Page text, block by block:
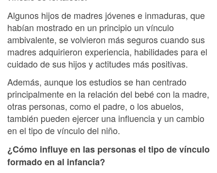
Algunos hijos de madres jóvenes e inmaduras, que
habían mostrado en un principio un vínculo
ambivalente, se volvieron más seguros cuando sus
madres adquirieron experiencia, habilidades para el
cuidado de sus hijos y actitudes más positivas.
Además, aunque los estudios se han centrado
principalmente en la relación del bebé con la madre,
otras personas, como el padre, o los abuelos,
también pueden ejercer una influencia y un cambio
en el tipo de vínculo del niño.
¿Cómo influye en las personas el tipo de vínculo
formado en al infancia?